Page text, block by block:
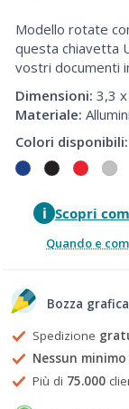
Modello rotate
questa chiavetta
vostri documenti
Dimensioni: 3,3
Materiale:
Colori disponibili:
i Scopri
Quando e
Bozza
Spedizione
Nessun minimo
Più di 75.000